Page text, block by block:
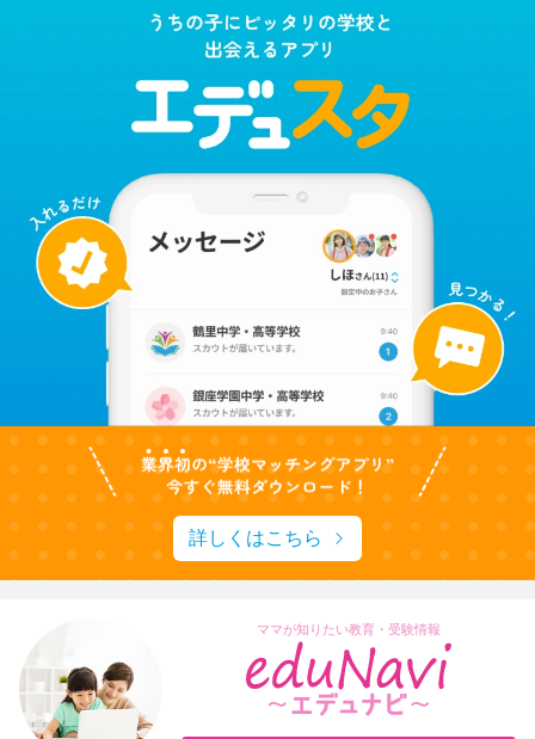
詳しくはこちら
ママが知りたい教育・受験情報